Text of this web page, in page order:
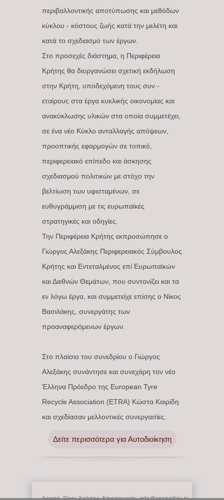
περιβαλλοντικής αποτύπωσης και μεθόδων
κύκλου - κόστους ζωής κατά την μελέτη και
κατά το σχεδιασμό των έργων.
Στο προσεχές διάστημα, η Περιφέρεια
Κρήτης θα διοργανώσει σχετική εκδήλωση
στην Κρήτη, υποδεχόμενη τους συν -
εταίρους στα έργα κυκλικής οικονομίας και
ανακύκλωσης υλικών στα οποία συμμετέχει,
σε ένα νέο Κύκλο ανταλλαγής απόψεων,
προοπτικής εφαρμογών σε τοπικό,
περιφερειακό επίπεδο και άσκησης
σχεδιασμού πολιτικών με στόχο την
βελτίωση των υφισταμένων, σε
ευθυγράμμιση με τις ευρωπαϊκές
στρατηγικές και οδηγίες.
Την Περιφέρεια Κρήτης εκπροσώπησε ο
Γιώργος Αλεξάκης Περιφερειακός Σύμβουλος
Κρήτης και Εντεταλμένος επί Ευρωπαϊκών
και Διεθνών Θεμάτων, που συντονίζει και τα
εν λόγω έργα, και συμμετείχε επίσης ο Νίκος
Βασιλάκης, συνεργάτης των
προαναφερόμενων έργων.
Στο πλαίσιο του συνεδρίου ο Γιώργος
Αλεξάκης συνάντησε και συνεχάρη τον νέο
Έλληνα Πρόεδρο της European Tyre
Recycle Association (ETRA) Κώστα Καιρίδη
και σχεδίασαν μελλοντικές συνεργασίες.
Δείτε περισσότερα για Αυτοδιοίκηση
Αρχική Όροι Χρήσης Επικοινωνία: info@ypopsifioi.tv